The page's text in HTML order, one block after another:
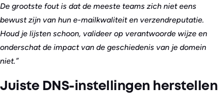
De grootste fout is dat de meeste teams zich niet eens
bewust zijn van hun e-mailkwaliteit en verzendreputatie.
Houd je lijsten schoon, valideer op verantwoorde wijze en
onderschat de impact van de geschiedenis van je domein
niet.”
Juiste DNS-instellingen herstellen